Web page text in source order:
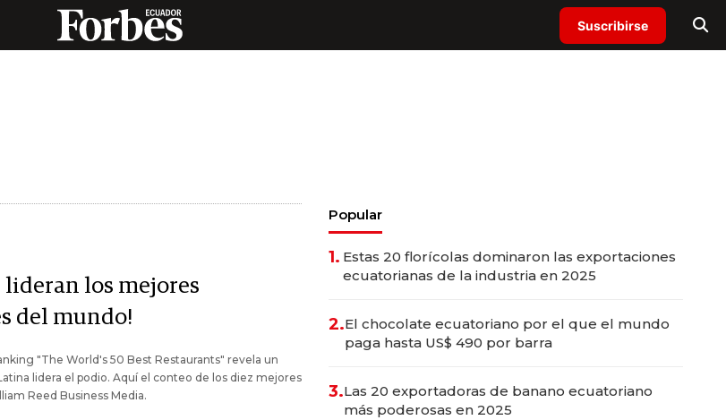
Suscribirse
lideran los mejores
del mundo!
"The World's 50 Best Restaurants" revela un
lidera el podio. Aquí el conteo de los diez mejores
Reed Business Media.
Popular
1. Estas 20 florícolas dominaron las exportaciones
ecuatorianas de la industria en 2025
2.El chocolate ecuatoriano por el que el mundo
paga hasta US$ 490 por barra
3.Las 20 exportadoras de banano ecuatoriano
más poderosas en 2025